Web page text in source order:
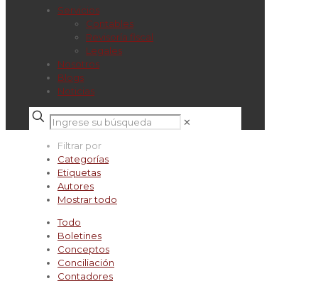
Servicios
Contables
Revisoría fiscal
Legales
Nosotros
Blogs
Noticias
✕
Filtrar por
Categorías
Etiquetas
Autores
Mostrar todo
Todo
Boletines
Conceptos
Conciliación
Contadores